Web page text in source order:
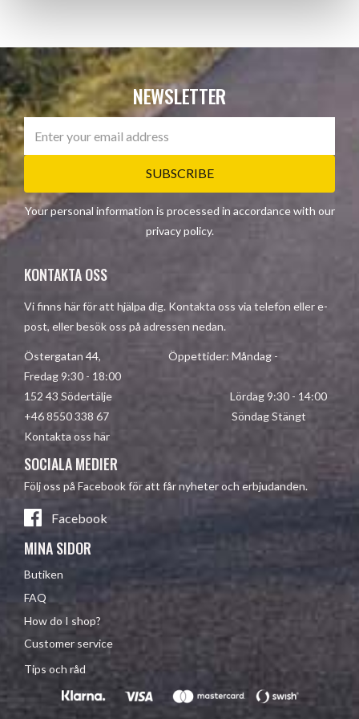
NEWSLETTER
SUBSCRIBE
Your personal information is processed in accordance with our
privacy policy.
KONTAKTA OSS
Vi finns här för att hjälpa dig. Kontakta oss via telefon eller e-
post, eller besök oss på adressen nedan.
Östergatan 44, Öppettider: Måndag -
Fredag 9:30 - 18:00
152 43 Södertälje Lördag 9:30 - 14:00
+46 8550 338 67 Söndag Stängt
Kontakta oss här
SOCIALA MEDIER
Följ oss på Facebook för att får nyheter och erbjudanden.
Facebook
MINA SIDOR
Butiken
FAQ
How do I shop?
Customer service
Tips och råd